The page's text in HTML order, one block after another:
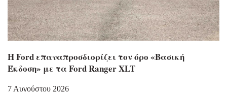
Η Ford επαναπροσδιορίζει τον όρο «Βασική
Έκδοση» με τα Ford Ranger XLT
7 Αυγούστου 2026